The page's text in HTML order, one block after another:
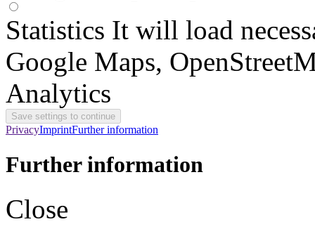
Statistics It will load
Google Maps,
Analytics
PrivacyImprintFurther information
Further information
Close